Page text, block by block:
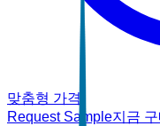
맞춤형 가격
Request Sample지금 구